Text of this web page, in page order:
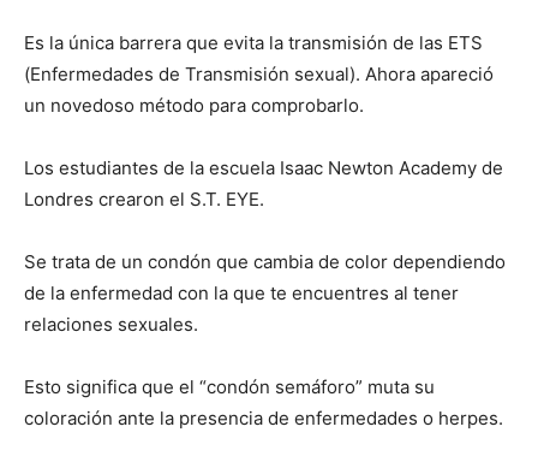
Es la única barrera que evita la transmisión de las ETS
(Enfermedades de Transmisión sexual). Ahora apareció
un novedoso método para comprobarlo.
Los estudiantes de la escuela Isaac Newton Academy de
Londres crearon el S.T. EYE.
Se trata de un condón que cambia de color dependiendo
de la enfermedad con la que te encuentres al tener
relaciones sexuales.
Esto significa que el “condón semáforo” muta su
coloración ante la presencia de enfermedades o herpes.